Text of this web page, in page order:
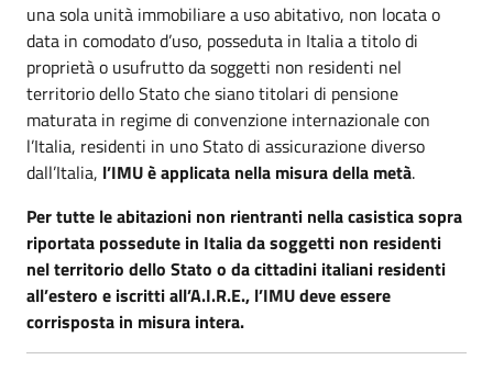
una sola unità immobiliare a uso abitativo, non locata o
data in comodato d’uso, posseduta in Italia a titolo di
proprietà o usufrutto da soggetti non residenti nel
territorio dello Stato che siano titolari di pensione
maturata in regime di convenzione internazionale con
l’Italia, residenti in uno Stato di assicurazione diverso
dall’Italia, l’IMU è applicata nella misura della metà.
Per tutte le abitazioni non rientranti nella casistica sopra
riportata possedute in Italia da soggetti non residenti
nel territorio dello Stato o da cittadini italiani residenti
all’estero e iscritti all’A.I.R.E., l’IMU deve essere
corrisposta in misura intera.